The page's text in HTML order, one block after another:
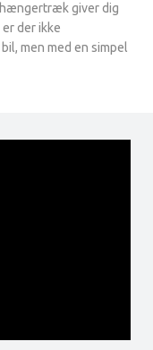
giver dig
der ikke
men med en simpel